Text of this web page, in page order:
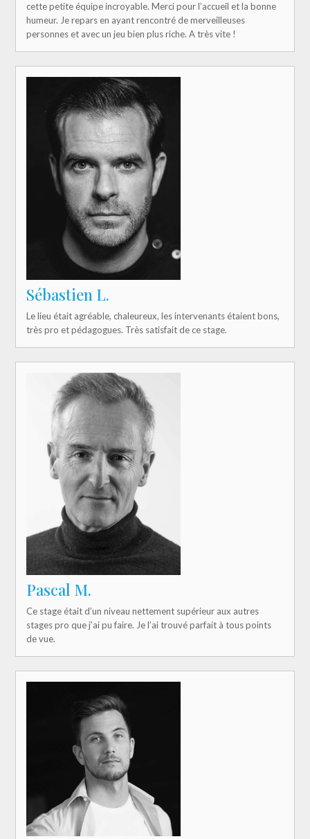
cette petite équipe incroyable. Merci pour l’accueil et la bonne
humeur. Je repars en ayant rencontré de merveilleuses
personnes et avec un jeu bien plus riche. A très vite !
Sébastien L.
Le lieu était agréable, chaleureux, les intervenants étaient bons,
très pro et pédagogues. Très satisfait de ce stage.
Pascal M.
Ce stage était d’un niveau nettement supérieur aux autres
stages pro que j’ai pu faire. Je l’ai trouvé parfait à tous points
de vue.